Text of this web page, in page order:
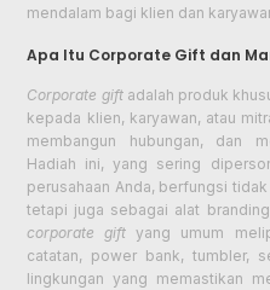
mendalam bagi klien dan
Apa Itu Corporate Gift dan
Corporate giftadalah produk
kepada klien, karyawan, atau
membangun hubungan, dan
Hadiah ini, yang sering
perusahaan Anda, berfungsi
tetapi juga sebagai alat
corporate gift yang umum
catatan, power bank, tumbler,
lingkungan yang memastikan